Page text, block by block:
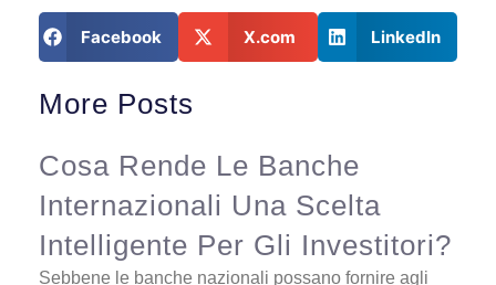
Facebook X.com LinkedIn
More Posts
Cosa Rende Le Banche
Internazionali Una Scelta
Intelligente Per Gli Investitori?
Sebbene le banche nazionali possano fornire agli